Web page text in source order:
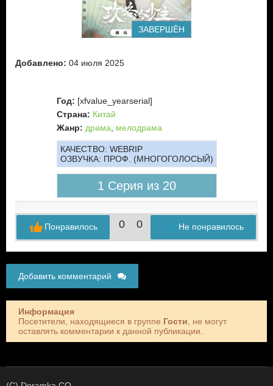
ЗАВЕРШЁН
Добавлено: 04 июля 2025
Год: [xfvalue_yearserial]
Страна: Китай
Жанр: драма мелодрама
КАЧЕСТВО: WEBRIP
ОЗВУЧКА: ПРОФ. (МНОГОГОЛОСЫЙ)
1 Серия из 20
0 0 Не понравилось
Понравилось
Добавить комментарий
Информация
Посетители, находящиеся в группе Гости , не могут
оставлять комментарии к данной публикации.